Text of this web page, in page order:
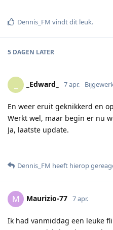
Dennis_FM vindt dit leuk.
5 DAGEN LATER
_Edward_ 7 apr.
En weer eruit geknikkerd en
Werkt wel, maar begin er nu
Ja, laatste update.
Dennis_FM heeft hierop
M Maurizio-77 7 apr.
Ik had vanmiddag een leuke